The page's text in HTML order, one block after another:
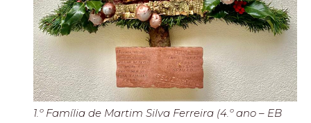
1.º Família de Martim Silva Ferreira (4.º ano – EB